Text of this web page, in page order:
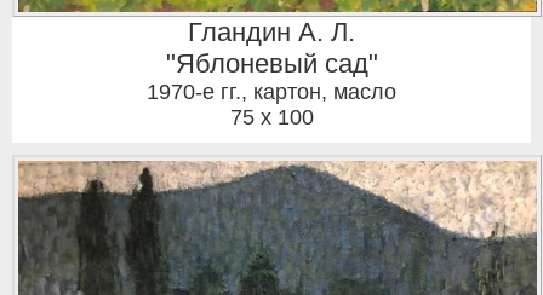
Гландин А. Л.
"Яблоневый сад"
1970-е гг., картон, масло
75 x 100